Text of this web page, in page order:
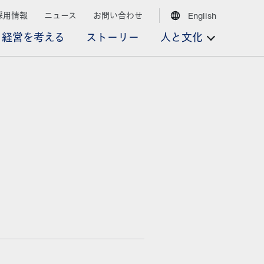
経営を考える ストーリー 人と文化
用情報 ニュース お問い合わせ English